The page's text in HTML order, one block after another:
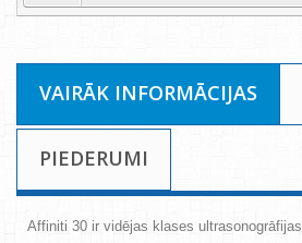
VAIRĀK INFORMĀCIJAS
PIEDERUMI
Affiniti 30 ir vidējas klases